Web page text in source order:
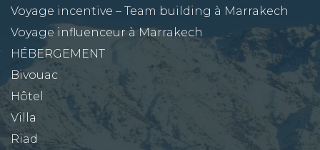
Voyage incentive – Team building à Marrakech
Voyage influenceur à Marrakech
HÉBERGEMENT
Bivouac
Hôtel
Villa
Riad